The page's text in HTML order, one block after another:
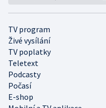
TV program
Živé vysílání
TV poplatky
Teletext
Podcasty
Počasí
E-shop